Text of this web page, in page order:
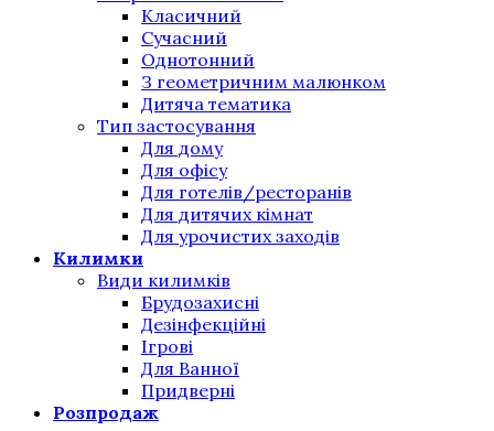
Класичний
Сучасний
Однотонний
З геометричним малюнком
Дитяча тематика
Тип застосування
Для дому
Для офісу
Для готелів/ресторанів
Для дитячих кімнат
Для урочистих заходів
Килимки
Види килимків
Брудозахисні
Дезінфекційні
Ігрові
Для Ванної
Придверні
Розпродаж